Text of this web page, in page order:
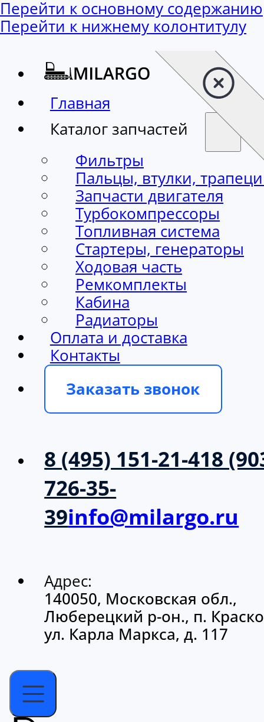
Перейти к основному содержанию
Перейти к нижнему колонтитулу
Главная
Каталог запчастей
Фильтры
Пальцы, втулки,
Запчасти двигателя
Турбокомпрессоры
Топливная система
Стартеры, генераторы
Ходовая часть
Ремкомплекты
Кабина
Радиаторы
Оплата и доставка
Контакты
Заказать звонок
8 (495) 151-21-418
726-35-
39info@milargo.ru
Адрес:
140050, Московская обл.,
Люберецкий р-он., п.
ул. Карла Маркса, д. 117